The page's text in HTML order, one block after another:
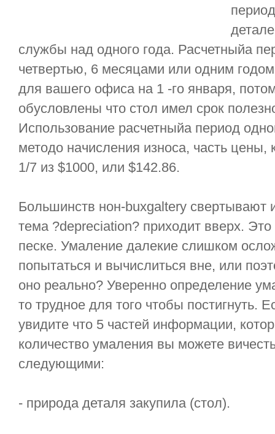
службы над одного года. Расчетныйа
четвертью, 6 месяцами или одним
для вашего офиса на 1 -го января,
обусловлены что стол имел срок
Использование расчетныйа период
методо начисления износа, часть
1/7 из $1000, или $142.86.
Большинств нон-buxgaltery свертывают
тема ?depreciation? приходит вверх.
песке. Умаление далекие слишком
попытаться и вычислиться вне, или
оно реально? Уверенно определение
то трудное для того чтобы постигнуть.
увидите что 5 частей информации,
количество умаления вы можете
следующими:
- природа деталя закупила (стол).